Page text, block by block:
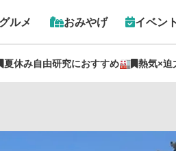
グルメ おみやげ イベント
夏休み自由研究におすすめ🏭 熱気×迫
の手織り体験【ぐんま観光県